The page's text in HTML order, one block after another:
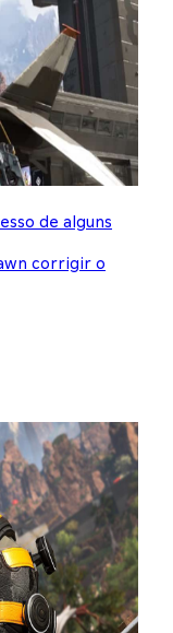
de alguns
corrigir o